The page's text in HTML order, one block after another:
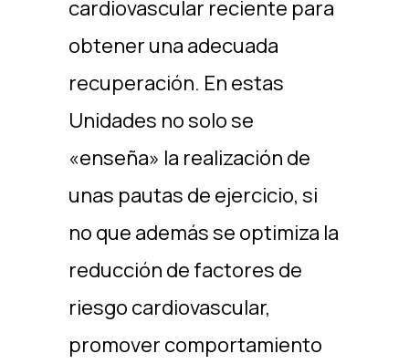
cardiovascular reciente para
obtener una adecuada
recuperación. En estas
Unidades no solo se
«enseña» la realización de
unas pautas de ejercicio, si
no que además se optimiza la
reducción de factores de
riesgo cardiovascular,
promover comportamiento